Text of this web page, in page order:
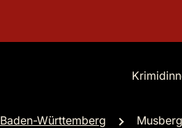
Baden-Württemberg Musberg